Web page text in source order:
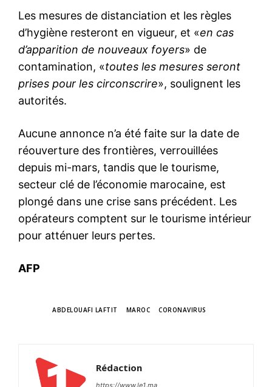
Les mesures de distanciation et les règles
d’hygiène resteront en vigueur, et «en cas
d’apparition de nouveaux foyers» de
contamination, «toutes les mesures seront
prises pour les circonscrire», soulignent les
autorités.
Aucune annonce n’a été faite sur la date de
réouverture des frontières, verrouillées
depuis mi-mars, tandis que le tourisme,
secteur clé de l’économie marocaine, est
plongé dans une crise sans précédent. Les
opérateurs comptent sur le tourisme intérieur
pour atténuer leurs pertes.
AFP
ABDELOUAFI LAFTIT MAROC CORONAVIRUS
Rédaction
https://www.le1.ma